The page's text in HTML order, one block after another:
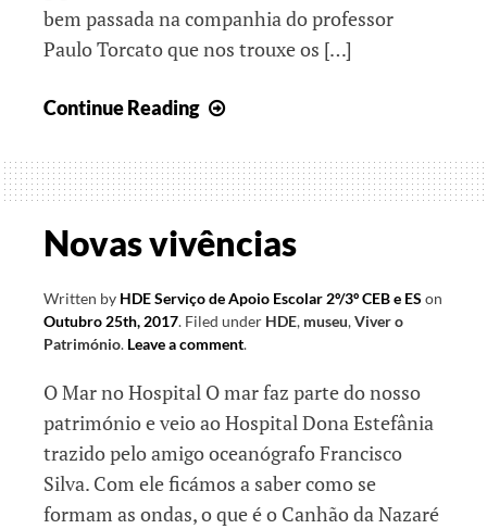
bem passada na companhia do professor
Paulo Torcato que nos trouxe os […]
Continue Reading
património
com
oceanos,
azulejos
e
mais
Novas vivências
Written by HDE Serviço de Apoio Escolar 2º/3º CEB e ES on
Outubro 25th, 2017. Filed under HDE, museu,Viver o
Património. Leave a comment.
O Mar no Hospital O mar faz parte do nosso
património e veio ao Hospital Dona Estefânia
trazido pelo amigo oceanógrafo Francisco
Silva. Com ele ficámos a saber como se
formam as ondas, o que é o Canhão da Nazaré